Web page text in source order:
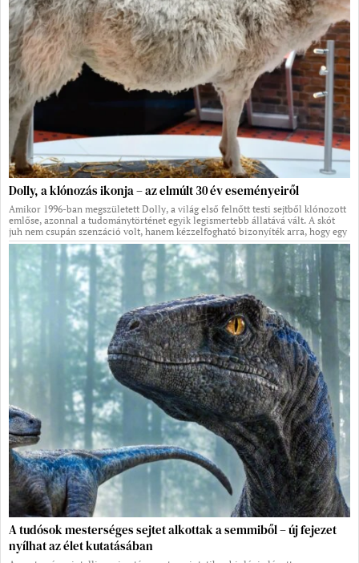
Dolly, a klónozás ikonja – az elmúlt 30 év eseményeiről
Amikor 1996-ban megszületett Dolly, a világ első felnőtt testi sejtből klónozott
emlőse, azonnal a tudománytörténet egyik legismertebb állatává vált. A skót
juh nem csupán szenzáció volt, hanem kézzelfogható bizonyíték arra, hogy egy
A tudósok mesterséges sejtet alkottak a semmiből – új fejezet
nyílhat az élet kutatásában